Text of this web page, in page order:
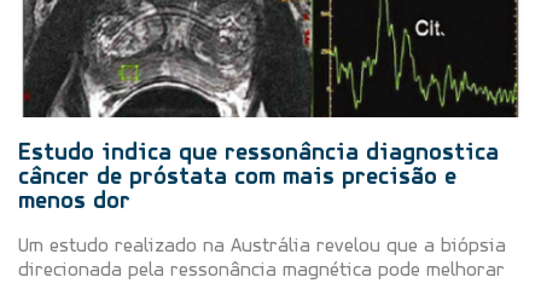
Estudo indica que ressonância diagnostica
câncer de próstata com mais precisão e
menos dor
Um estudo realizado na Austrália revelou que a biópsia
direcionada pela ressonância magnética pode melhorar